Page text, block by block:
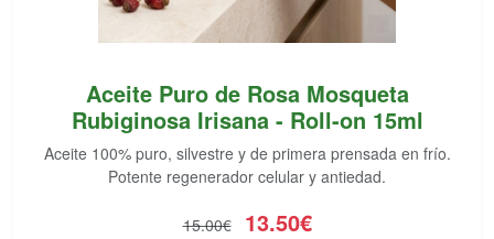
Aceite Puro de Rosa Mosqueta
Rubiginosa Irisana - Roll-on 15ml
Aceite 100% puro, silvestre y de primera prensada en frío.
Potente regenerador celular y antiedad.
15.00€ 13.50€